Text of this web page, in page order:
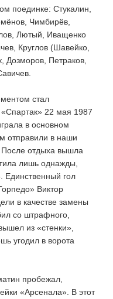
поединке: Стукалин,
Чимбирёв,
Лютый, Иващенко
Круглов (Шавейко,
, Дозморов, Петраков,
стал
22 мая 1987
в основном
отправили в наши
После отдыха вышла
лишь однажды,
Единственный гол
Виктор
в качестве замены
со штрафного,
из «стенки»,
угодил в ворота
пробежал,
«Арсенала». В этот